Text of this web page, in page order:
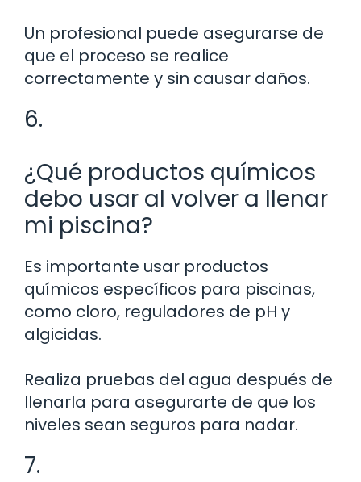
Un profesional puede asegurarse de
que el proceso se realice
correctamente y sin causar daños.
6.
¿Qué productos químicos
debo usar al volver a llenar
mi piscina?
Es importante usar productos
químicos específicos para piscinas,
como cloro, reguladores de pH y
algicidas.
Realiza pruebas del agua después de
llenarla para asegurarte de que los
niveles sean seguros para nadar.
7.